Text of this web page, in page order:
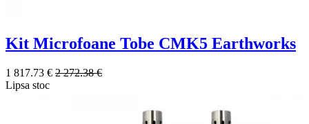
Kit Microfoane Tobe CMK5 Earthworks
1 817.73 € 2 272.38 €
Lipsa stoc